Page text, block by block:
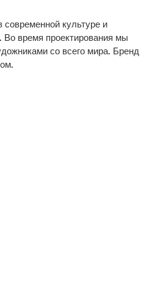
культуре и
время проектирования мы
со всего мира. Бренд